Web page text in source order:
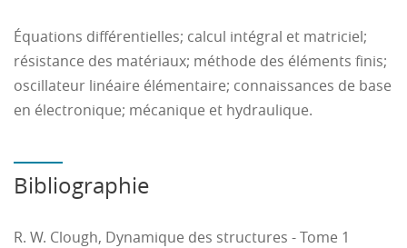
dynamique.
Équations différentielles; calcul intégral et matriciel;
résistance des matériaux; méthode des éléments finis;
oscillateur linéaire élémentaire; connaissances de base
en électronique; mécanique et hydraulique.
Bibliographie
R. W. Clough, Dynamique des structures - Tome 1